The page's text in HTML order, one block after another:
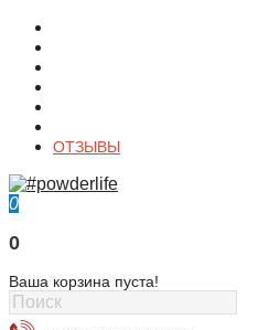
ОТЗЫВЫ
0
0
Ваша корзина пуста!